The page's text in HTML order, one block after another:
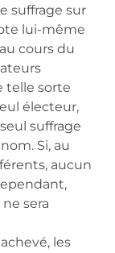
suffrage sur
lui-même
cours du
telle sorte
électeur,
suffrage
Si, au
aucun
sera
les